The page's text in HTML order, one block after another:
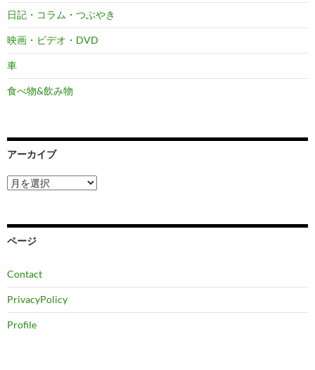
日記・コラム・つぶやき
映画・ビデオ・DVD
車
食べ物&飲み物
アーカイブ
ア
ー
ブ
ページ
Contact
PrivacyPolicy
Profile